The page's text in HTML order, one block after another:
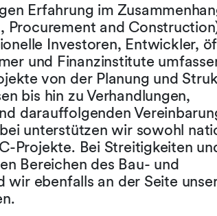
Erfahrung im
Procurement and
Investoren, Entwickler,
und Finanzinstitute
von der Planung und
bis hin zu Verhandlungen,
darauffolgenden
unterstützen wir sowohl
Projekte. Bei Streitigkeiten
Bereichen des Bau- und
wir ebenfalls an der Seite